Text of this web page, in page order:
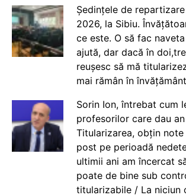
Ședințele de
2026, la Sibiu.
ce este. O să fac
ajută, dar dacă în
reușesc să mă
mai rămân în
Sorin Ion, întrebat cum
profesorilor care dau
Titularizarea, obțin note
post pe perioadă
ultimii ani am încercat
poate de bine sub
titularizabile / La niciun